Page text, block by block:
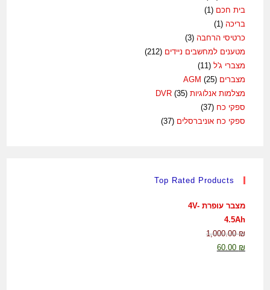
בית חכם (1)
בריכה (1)
כרטיסי הרחבה (3)
מטענים למחשבים ניידים (212)
מצברי ג'ל (11)
מצברים AGM(25)
מצלמות אנלוגיות DVR(35)
ספקי כח (37)
ספקי כח אוניברסלים (37)
Top Rated Products
מצבר עופרת 4V-
4.5Ah
1,000.00₪
60.00 ₪